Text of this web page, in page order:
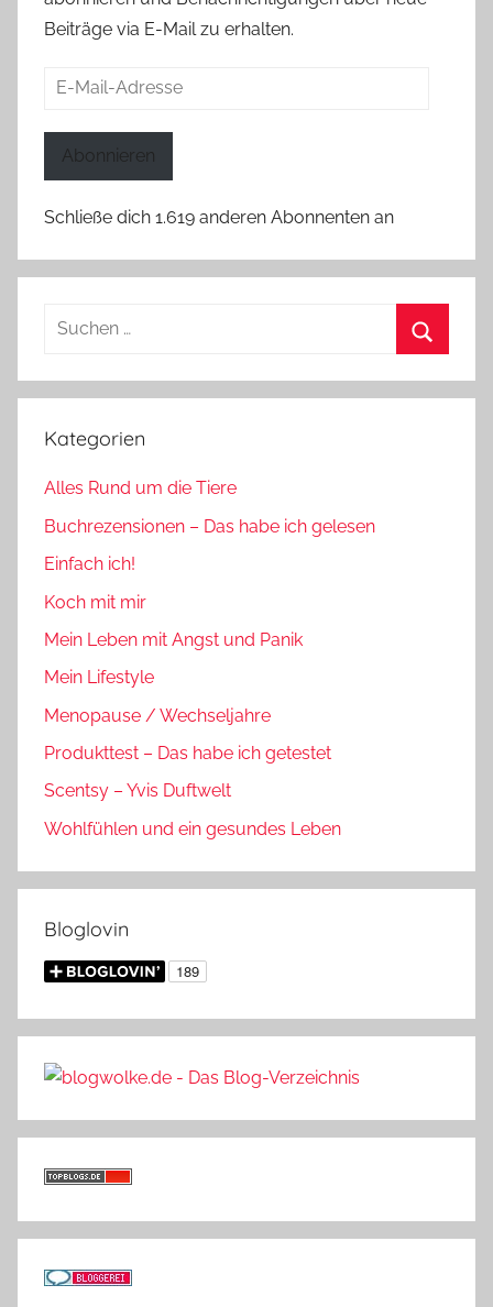
Beiträge via E-Mail zu erhalten.
E-
Abonnieren
Schließe dich 1.619 anderen Abonnenten an
Suchen
Kategorien
Alles Rund um die Tiere
Buchrezensionen – Das habe ich gelesen
Einfach ich!
Koch mit mir
Mein Leben mit Angst und Panik
Mein Lifestyle
Menopause / Wechseljahre
Produkttest – Das habe ich getestet
Scentsy – Yvis Duftwelt
Wohlfühlen und ein gesundes Leben
Bloglovin